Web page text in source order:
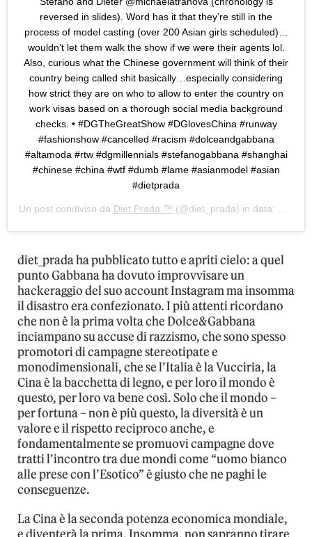
reversed in slides). Word has it that they’re still in the
process of model casting (over 200 Asian girls scheduled)…
wouldn’t let them walk the show if we were their agents lol.
Also, curious what the Chinese government will think of their
country being called shit basically…especially considering
how strict they are on who to allow to enter the country on
work visas based on a thorough social media background
checks. • #DGTheGreatShow #DGlovesChina #runway
#fashionshow #cancelled #racism #dolceandgabbana
#altamoda #rtw #dgmillennials #stefanogabbana #shanghai
#chinese #china #wtf #dumb #lame #asianmodel #asian
#dietprada
Un post condiviso da Diet Prada ™ (@diet_prada) in data: Nov
diet_prada ha pubblicato tutto e apriti cielo: a quel
punto Gabbana ha dovuto improvvisare un
hackeraggio del suo account Instagram ma insomma
il disastro era confezionato. I più attenti ricordano
che non è la prima volta che Dolce&Gabbana
inciampano su accuse di razzismo, che sono spesso
promotori di campagne stereotipate e
monodimensionali, che se l’Italia è la Vucciria, la
Cina è la bacchetta di legno, e per loro il mondo è
questo, per loro va bene così. Solo che il mondo –
per fortuna – non è più questo, la diversità è un
valore e il rispetto reciproco anche, e
fondamentalmente se promuovi campagne dove
tratti l’incontro tra due mondi come “uomo bianco
alle prese con l’Esotico” è giusto che ne paghi le
conseguenze.
La Cina è la seconda potenza economica mondiale,